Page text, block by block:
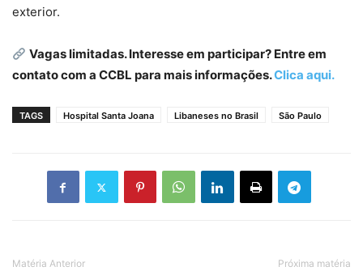
exterior.
Vagas limitadas. Interesse em participar? Entre em
contato com a CCBL para mais informações.Clica aqui.
TAGS Hospital Santa Joana Libaneses no Brasil São Paulo
Matéria Anterior Próxima matéria